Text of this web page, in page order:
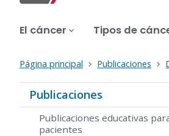
El cáncer Tipos de
Página principal Publicaciones
Publicaciones
Publicaciones educativas
pacientes